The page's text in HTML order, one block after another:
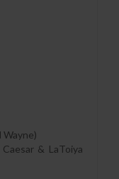
Wayne)
& LaToiya